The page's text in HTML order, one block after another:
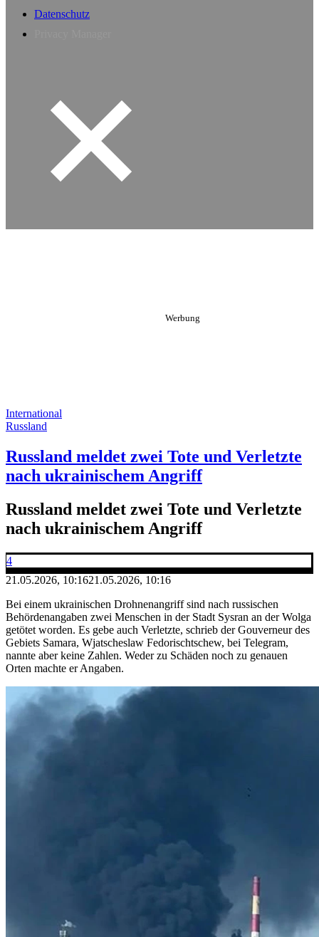
Datenschutz
International
Russland
Russland meldet zwei Tote und Verletzte
nach ukrainischem Angriff
Russland meldet zwei Tote und Verletzte
nach ukrainischem Angriff
4
21.05.2026, 10:1621.05.2026, 10:16
Bei einem ukrainischen Drohnenangriff sind nach russischen
Behördenangaben zwei Menschen in der Stadt Sysran an der Wolga
getötet worden. Es gebe auch Verletzte, schrieb der Gouverneur des
Gebiets Samara, Wjatscheslaw Fedorischtschew, bei Telegram,
nannte aber keine Zahlen. Weder zu Schäden noch zu genauen
Orten machte er Angaben.